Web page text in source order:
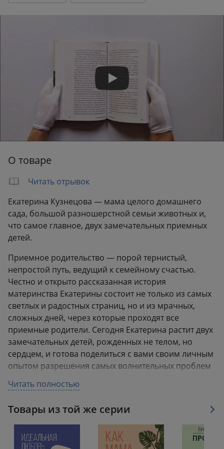
О товаре
Читать отрывок
Екатерина Кузнецова — мама целого домашнего
сада, большой разношерстной семьи животных и,
что самое главное, двух замечательных приемных
детей.
Приемное родительство — порой тернистый,
непростой путь, ведущий к семейному счастью.
Честно и открыто рассказанная история
материнства Екатерины состоит не только из самых
светлых и радостных страниц, но и из мрачных,
сложных дней, через которые проходят все
приемные родители. Сегодня Екатерина растит двух
замечательных детей, рожденных не телом, но
сердцем, и готова поделиться с вами своим личным
опытом разрешения самых волнительных проблем
процедуру его усыновления?
• Как встретить своего ребенка?
Читать полностью
Товары из той же серии